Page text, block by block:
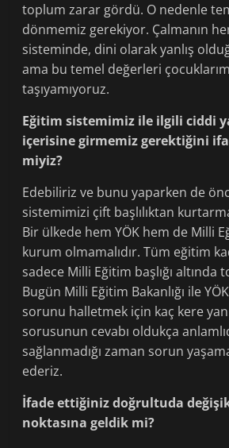
toplum zarar gördü. O nedenle
dönmemiz gerekiyor. Çalmanın
sisteminde, dini olarak yanlış
ama bu temel değerleri
taşıyamıyoruz.
Eğitim sistemimiz ile ilgili ciddi
içerisine girmemiz gerektiğini
miyiz?
Edebiliriz ve bunu yaparken de
sistemimizi çift başlılıktan
Bir ülkede hem YÖK hem de Milli
kurum olmamalıdır. Tüm eğitim
sadece Milli Eğitim başlığı altında
Bugün Milli Eğitim Bakanlığı ile
sorunu halletmek için kaç kere
sorusunun cevabı oldukça
sağlanmadığı zaman sorun
ederiz.
İfade ettiğiniz doğrultuda
noktasına geldik mi?